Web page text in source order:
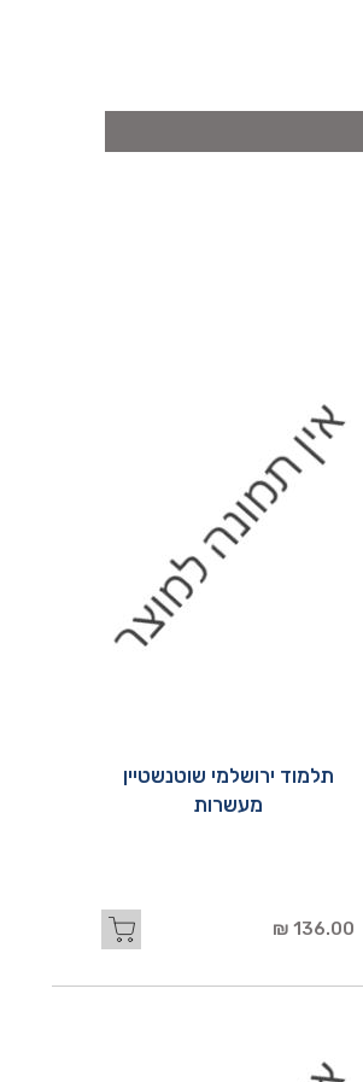
תלמוד ירושלמי שוטנשטיין
מעשרות
136.00 ₪